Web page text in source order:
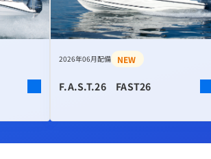
2026年06月配備 NEW
F.A.S.T.26 FAST26